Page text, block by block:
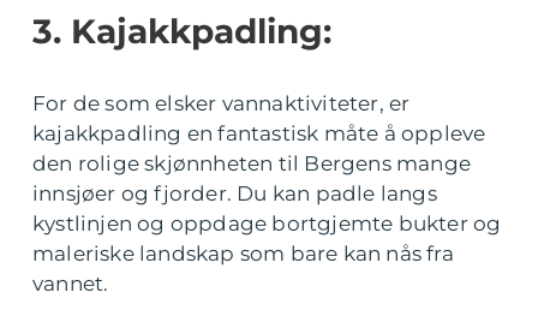
3. Kajakkpadling:
For de som elsker vannaktiviteter, er
kajakkpadling en fantastisk måte å oppleve
den rolige skjønnheten til Bergens mange
innsjøer og fjorder. Du kan padle langs
kystlinjen og oppdage bortgjemte bukter og
maleriske landskap som bare kan nås fra
vannet.